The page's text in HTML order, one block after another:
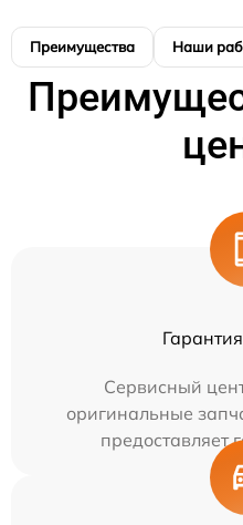
Преимущества Наши
Сервисный
оригинальные
предоставляет